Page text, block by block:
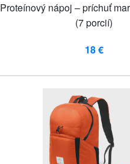
Proteínový nápoj – príchuť
(7 porcií)
18 €